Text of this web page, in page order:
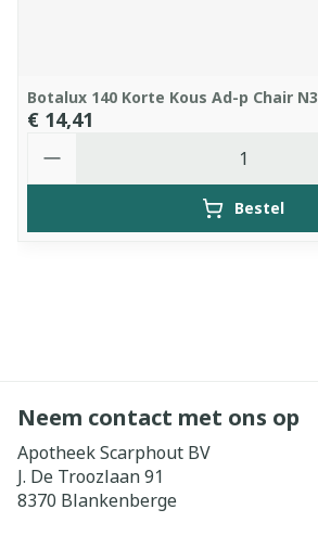
Botalux 140 Korte Kous Ad-p Chair N3
€ 14,41
Bestel
Neem contact met ons op
Apotheek Scarphout BV
J. De Troozlaan 91
8370 Blankenberge